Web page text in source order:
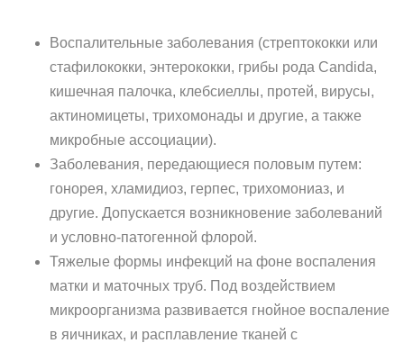
Воспалительные заболевания (стрептококки или
стафилококки, энтерококки, грибы рода Candida,
кишечная палочка, клебсиеллы, протей, вирусы,
актиномицеты, трихомонады и другие, а также
микробные ассоциации).
Заболевания, передающиеся половым путем:
гонорея, хламидиоз, герпес, трихомониаз, и
другие. Допускается возникновение заболеваний
и условно-патогенной флорой.
Тяжелые формы инфекций на фоне воспаления
матки и маточных труб. Под воздействием
микроорганизма развивается гнойное воспаление
в яичниках, и расплавление тканей с